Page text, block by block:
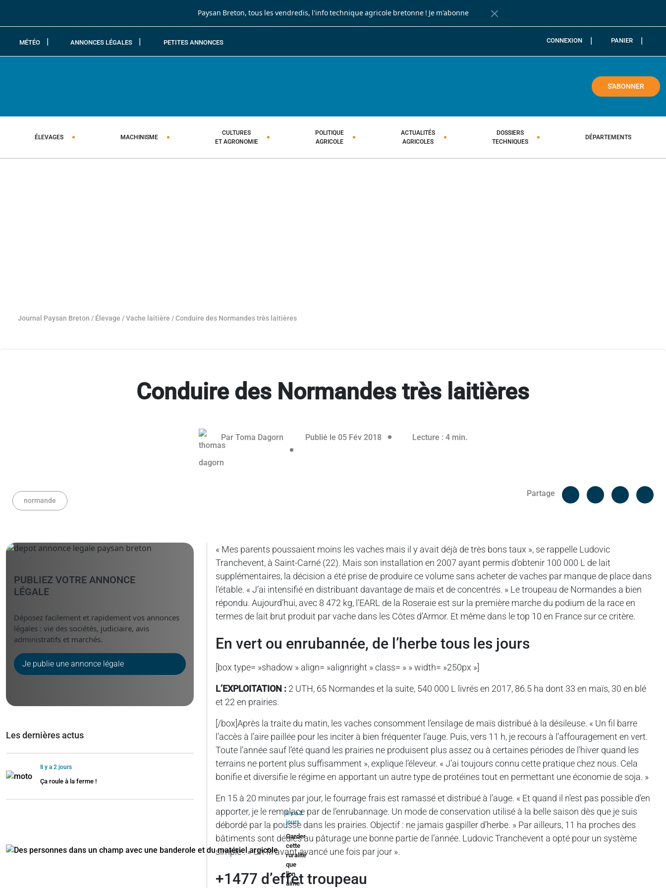
Paysan Breton, tous les vendredis, l'info technique agricole bretonne ! Je m'abonne
Fermer la barre de notification
MÉTÉO ANNONCES LÉGALES PETITES ANNONCES CONNEXION PANIER
S'ABONNER
ÉLEVAGES MACHINISME
CULTURES
ET AGRONOMIE
POLITIQUE
AGRICOLE
ACTUALITÉS
AGRICOLES
DOSSIERS
TECHNIQUES
DÉPARTEMENTS
Journal Paysan Breton / Élevage /Vache laitière /Conduire des Normandes très laitières
Conduire des Normandes très laitières
Par Toma Dagorn Publié le 05 Fév 2018 Lecture : 4 min.
normande
Partage
Facebook
« Mes parents poussaient moins les vaches mais il y avait déjà de très bons taux », se rappelle Ludovic
Tranchevent, à Saint-Carné (22). Mais son installation en 2007 ayant permis d’obtenir 100 000 L de lait
supplémentaires, la décision a été prise de produire ce volume sans acheter de vaches par manque de place dans
l’étable. « J’ai intensifié en distribuant davantage de maïs et de concentrés. » Le troupeau de Normandes a bien
répondu. Aujourd’hui, avec 8 472 kg, l’EARL de la Roseraie est sur la première marche du podium de la race en
termes de lait brut produit par vache dans les Côtes d’Armor. Et même dans le top 10 en France sur ce critère.
En vert ou enrubannée, de l’herbe tous les jours
[box type= »shadow » align= »alignright » class= » » width= »250px »]
L’EXPLOITATION : 2 UTH, 65 Normandes et la suite, 540 000 L livrés en 2017, 86.5 ha dont 33 en maïs, 30 en blé
et 22 en prairies.
[/box]Après la traite du matin, les vaches consomment l’ensilage de maïs distribué à la désileuse. « Un fil barre
l’accès à l’aire paillée pour les inciter à bien fréquenter l’auge. Puis, vers 11 h, je recours à l’affouragement en vert.
Toute l’année sauf l’été quand les prairies ne produisent plus assez ou à certaines périodes de l’hiver quand les
terrains ne portent plus suffisamment », explique l’éleveur. « J’ai toujours connu cette pratique chez nous. Cela
bonifie et diversifie le régime en apportant un autre type de protéines tout en permettant une économie de soja. »
En 15 à 20 minutes par jour, le fourrage frais est ramassé et distribué à l’auge. « Et quand il n’est pas possible d’en
apporter, je le remplace par de l’enrubannage. Un mode de conservation utilisé à la belle saison dès que je suis
débordé par la pousse dans les prairies. Objectif : ne jamais gaspiller d’herbe. » Par ailleurs, 11 ha proches des
bâtiments sont dédiés au pâturage une bonne partie de l’année. Ludovic Tranchevent a opté pour un système
simple : « Un fil avant avancé une fois par jour ».
+1477 d’effet troupeau
PUBLIEZ VOTRE ANNONCE
LÉGALE
Déposez facilement et rapidement vos annonces
légales : vie des sociétés, judiciaire, avis
administratifs et marchés.
Je publie une annonce légale
Les dernières actus
Il y a 2 jours
Ça roule à la ferme !
Il y a 2
jours
Garder
cette
ruralité
que
l’on
aime